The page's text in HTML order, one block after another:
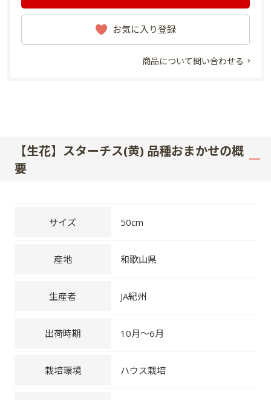
お気に入り登録
商品について問い合わせる
【生花】スターチス(黄) 品種おまかせの概
要
サイズ 50cm
産地 和歌山県
生産者 JA紀州
出荷時期 10月～6月
栽培環境 ハウス栽培